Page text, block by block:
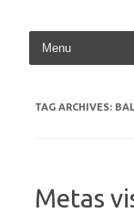
TAG ARCHIVES:
Metas